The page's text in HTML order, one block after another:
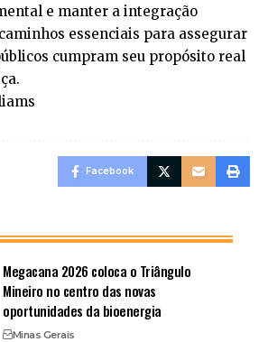
e manter a integração
essenciais para assegurar
cumpram seu propósito real
Facebook
Megacana 2026 coloca o Triângulo
Mineiro no centro das novas
oportunidades da bioenergia
Minas Gerais